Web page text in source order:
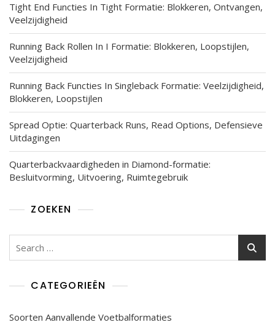
Tight End Functies In Tight Formatie: Blokkeren, Ontvangen,
Veelzijdigheid
Running Back Rollen In I Formatie: Blokkeren, Loopstijlen,
Veelzijdigheid
Running Back Functies In Singleback Formatie: Veelzijdigheid,
Blokkeren, Loopstijlen
Spread Optie: Quarterback Runs, Read Options, Defensieve
Uitdagingen
Quarterbackvaardigheden in Diamond-formatie:
Besluitvorming, Uitvoering, Ruimtegebruik
ZOEKEN
Search
CATEGORIEËN
Soorten Aanvallende Voetbalformaties